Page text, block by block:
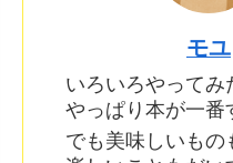
モユ
いろいろやってみ
やっぱり本が一番
でも美味しいもの